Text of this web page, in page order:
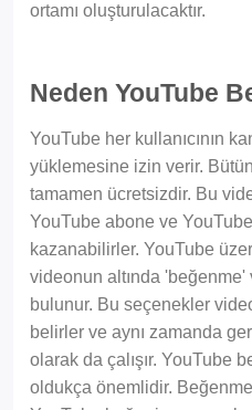
ortamı oluşturulacaktır.
Neden YouTube
YouTube her kullanıcının
yüklemesine izin verir.
tamamen ücretsizdir. Bu
YouTube abone ve YouTube
kazanabilirler. YouTube
videonun altında
bulunur. Bu seçenekler
belirler ve aynı zamanda
olarak da çalışır. YouTube
oldukça önemlidir.